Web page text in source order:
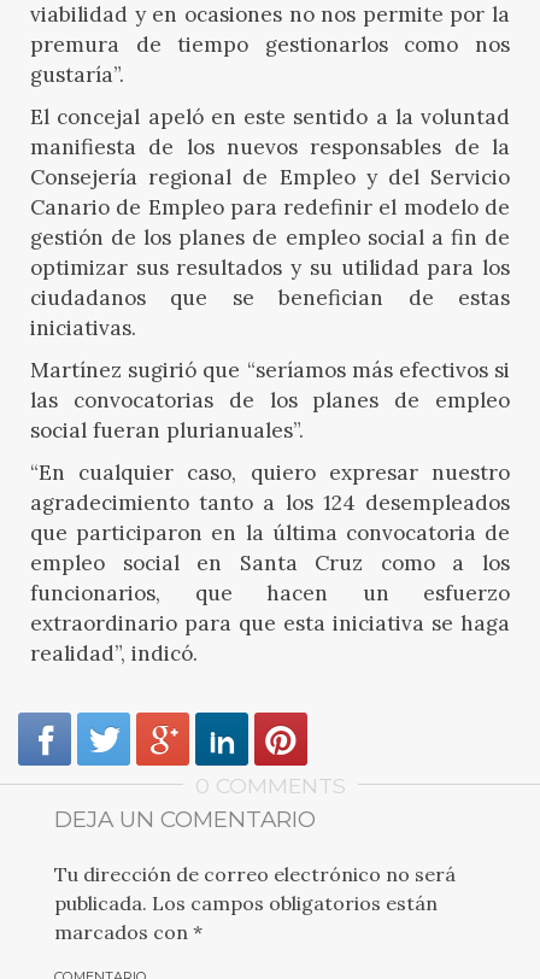
viabilidad y en ocasiones no nos permite por la
premura de tiempo gestionarlos como nos
gustaría”.
El concejal apeló en este sentido a la voluntad
manifiesta de los nuevos responsables de la
Consejería regional de Empleo y del Servicio
Canario de Empleo para redefinir el modelo de
gestión de los planes de empleo social a fin de
optimizar sus resultados y su utilidad para los
ciudadanos que se benefician de estas
iniciativas.
Martínez sugirió que “seríamos más efectivos si
las convocatorias de los planes de empleo
social fueran plurianuales”.
“En cualquier caso, quiero expresar nuestro
agradecimiento tanto a los 124 desempleados
que participaron en la última convocatoria de
empleo social en Santa Cruz como a los
funcionarios, que hacen un esfuerzo
extraordinario para que esta iniciativa se haga
realidad”, indicó.
0 COMMENTS
DEJA UN COMENTARIO
Tu dirección de correo electrónico no será
publicada. Los campos obligatorios están
marcados con *